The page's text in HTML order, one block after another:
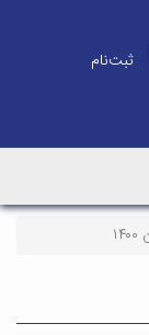
| ثبت‌نام